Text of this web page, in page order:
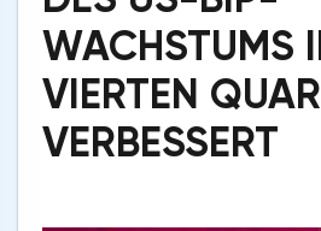
WACHSTUMS
VIERTEN
VERBESSERT